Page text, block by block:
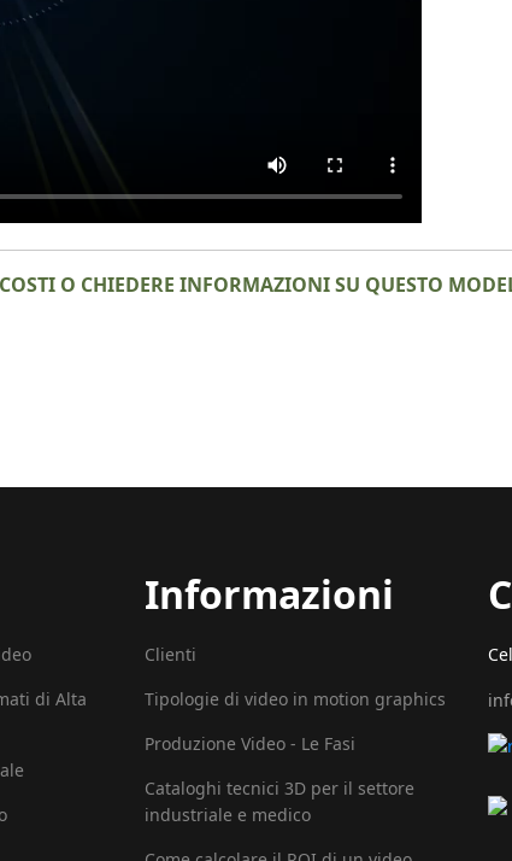
O CHIEDERE INFORMAZIONI SU QUESTO
di Alta
Informazioni
Clienti
Tipologie di video in motion graphics
Produzione Video - Le Fasi
Cataloghi tecnici 3D per il settore
industriale e medico